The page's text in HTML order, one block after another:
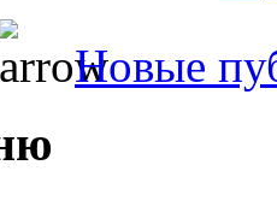
Новые